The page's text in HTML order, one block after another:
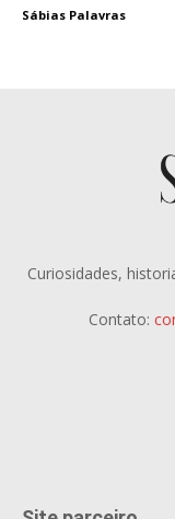
Sábias Palavras
Curiosidades,
Contato: